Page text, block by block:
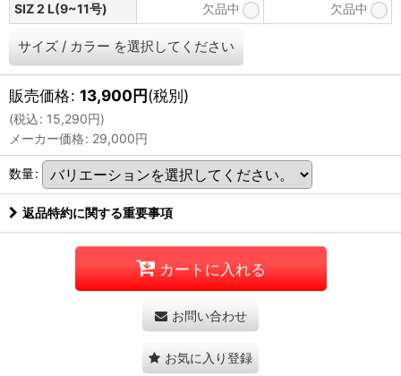
SIZ 2 L(9~11号)
欠品中 欠品中
サイズ / カラー を選択してください
販売価格: 13,900円(税別)
(税込: 15,290円)
メーカー価格: 29,000円
数量:
返品特約に関する重要事項
カートに入れる
お問い合わせ
お気に入り登録